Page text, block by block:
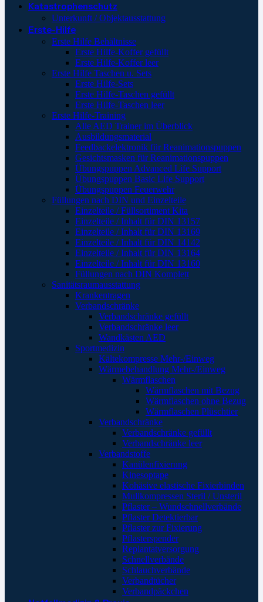
Katastrophenschutz
Unterkunft / Objektausstattung
Erste-Hilfe
Erste Hilfe Behältnisse
Erste Hilfe-Koffer gefüllt
Erste Hilfe-Koffer leer
Erste Hilfe Taschen u. Sets
Erste Hilfe-Sets
Erste Hilfe-Taschen gefüllt
Erste Hilfe-Taschen leer
Erste Hilfe-Training
Alle AED Trainer im Überblick
Ausbildungsmaterial
Feedbackelektronik für Reanimationspuppen
Gesichtsmasken für Reanimationspuppen
Übungspuppen Advanced Life Support
Übungspuppen Basic Life Support
Übungspuppen Feuerwehr
Füllungen nach DIN und Einzelteile
Einzelteile / Füllsortiment Kita
Einzelteile / Inhalt für DIN 13157
Einzelteile / Inhalt für DIN 13169
Einzelteile / Inhalt für DIN 14142
Einzelteile / Inhalt für DIN 13164
Einzelteile / Inhalt für DIN 13160
Füllungen nach DIN Komplett
Sanitätsraumausstattung
Krankentragen
Verbandschränke
Verbandschränke gefüllt
Verbandschränke leer
Wandkästen AED
Sportmedizin
Kältekompresse Mehr-/Einweg
Wärmebehandlung Mehr-/Einweg
Wärmflaschen
Wärmflaschen mit Bezug
Wärmflaschen ohne Bezug
Wärmflaschen Plüschtier
Verbandschränke
Verbandschränke gefüllt
Verbandschränke leer
Verbandstoffe
Kanülenfixierung
Kinesoptape
Kohäsive elastische Fixierbinden
Mullkompressen Steril / Unsteril
Pflaster – Wundschnellverbände
Pflaster Detektierbar
Pflaster zur Fixierung
Pflasterspender
Replantatversorgung
Schnellverbände
Schlauchverbände
Verbandtücher
Verbandpäckchen